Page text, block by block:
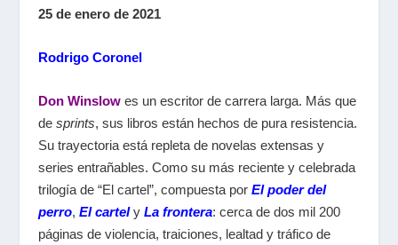
25 de enero de 2021
Rodrigo Coronel
Don Winslow es un escritor de carrera larga. Más que
de sprints, sus libros están hechos de pura resistencia.
Su trayectoria está repleta de novelas extensas y
series entrañables. Como su más reciente y celebrada
trilogía de “El cartel”, compuesta por El poder del
perro, El cartel y La frontera: cerca de dos mil 200
páginas de violencia, traiciones, lealtad y tráfico de